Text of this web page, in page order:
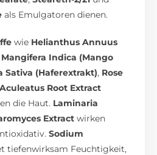
als Emulgatoren dienen.
wie Helianthus Annuus
Mangifera Indica (Mango
Sativa (Haferextrakt), Rose
Root Extract
die Haut. Laminaria
Extract wirken
Sodium
tiefenwirksam Feuchtigkeit,